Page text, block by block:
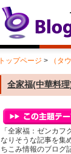
トップページ > （タ
全家福(中華料理
「全家福：ゼンカ
なりそうな記事を集
ちこみ情報のブログ